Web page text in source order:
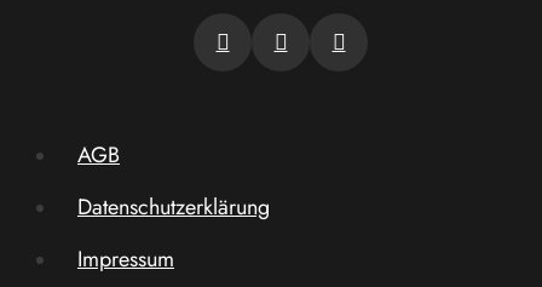
AGB
Datenschutzerklärung
Impressum